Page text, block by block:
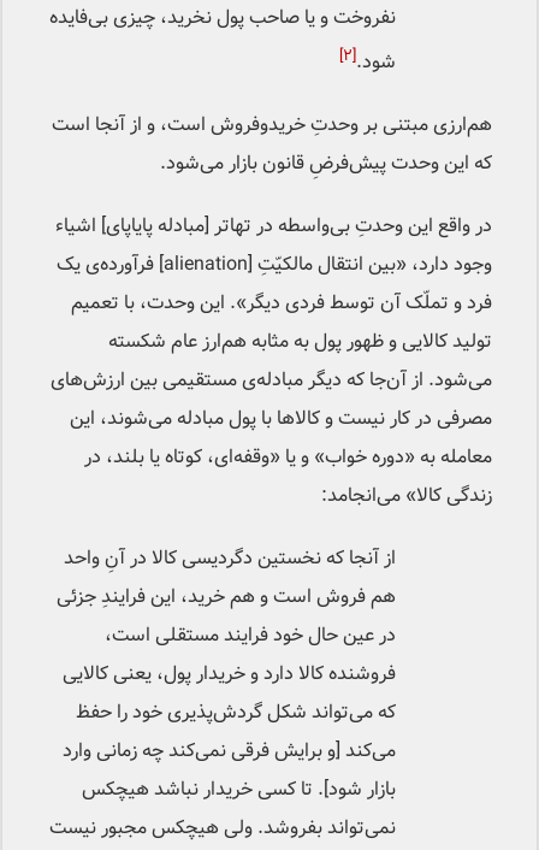
نفروخت و یا صاحب پول نخرید، چیزی بی‌فایده
شود.[۲]
هم‌ارزی مبتنی بر وحدتِ خریدوفروش است، و از آنجا است
که این وحدت پیش‌فرضِ قانون بازار می‌شود.
در واقع این وحدتِ بی‌واسطه در تهاتر [مبادله پایاپای] اشیاء
وجود دارد، «بین انتقال مالکیّتِ [alienation] فرآورده‌ی یک
فرد و تملّک آن توسط فردی دیگر». این وحدت، با تعمیم
تولید کالایی و ظهور پول به مثابه هم‌ارز عام شکسته
می‌شود. از آن‌‌جا که دیگر مبادله‌ی مستقیمی بین ارزش‌های
مصرفی در کار نیست و کالاها با پول مبادله می‌شوند، این
معامله به «دوره خواب» و یا «وقفه‌‌ای، کوتاه یا بلند، در
زندگی کالا» می‌انجامد:
از آنجا که نخستین دگردیسی کالا در آنِ واحد
هم فروش است و هم خرید، این فرایندِ جزئی
در عین حال خود فرایند مستقلی است،
فروشنده کالا دارد و خریدار پول، یعنی کالایی
که می‌تواند شکل گردش‌پذیری خود را حفظ
می‌کند [و برایش فرقی نمی‌کند چه زمانی وارد
بازار شود]. تا کسی خریدار نباشد هیچکس
نمی‌تواند بفروشد. ولی هیچکس مجبور نیست